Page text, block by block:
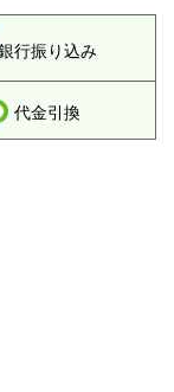
行振り込み
代金引換